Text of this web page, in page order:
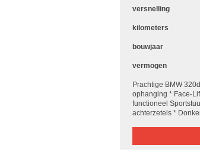
versnelling
kilometers
bouwjaar
vermogen
Prachtige BMW
ophanging * Face-
functioneel
achterzetels *